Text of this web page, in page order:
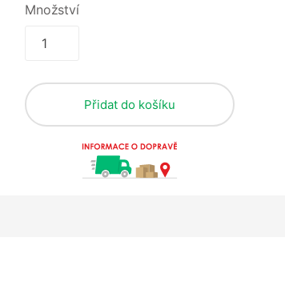
Množství
Přidat do košíku